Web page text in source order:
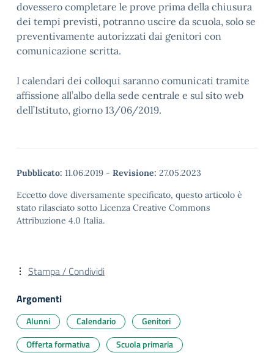
dovessero completare le prove prima della chiusura
dei tempi previsti, potranno uscire da scuola, solo se
preventivamente autorizzati dai genitori con
comunicazione scritta.
I calendari dei colloqui saranno comunicati tramite
affissione all’albo della sede centrale e sul sito web
dell’Istituto, giorno 13/06/2019.
Pubblicato: 11.06.2019 - Revisione: 27.05.2023
Eccetto dove diversamente specificato, questo articolo è
stato rilasciato sotto Licenza Creative Commons
Attribuzione 4.0 Italia.
Stampa / Condividi
Argomenti
Alunni Calendario
Genitori
Offerta formativa
Scuola primaria